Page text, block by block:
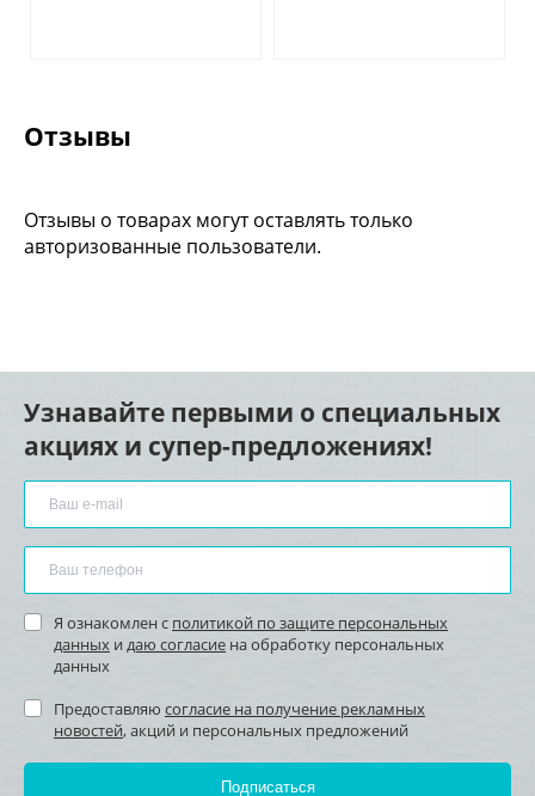
Отзывы
Отзывы о товарах могут оставлять только
авторизованные пользователи.
Узнавайте первыми о специальных
акциях и супер-предложениях!
Я ознакомлен с политикой по защите персональных
данных и даю согласие на обработку персональных
данных
Предоставляю согласие на получение рекламных
новостей, акций и персональных предложений